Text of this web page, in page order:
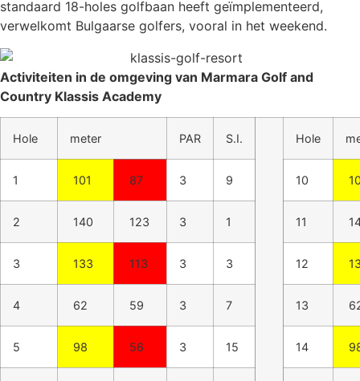
standaard 18-holes golfbaan heeft geïmplementeerd,
verwelkomt Bulgaarse golfers, vooral in het weekend.
Activiteiten in de omgeving van Marmara Golf and
Country Klassis Academy
Hole meter PAR S.I. Hole
1 101 87 3 9 10
2 140 123 3 1 11
3 133 113 3 3 12
4 62 59 3 7 13
5 98 56 3 15 14